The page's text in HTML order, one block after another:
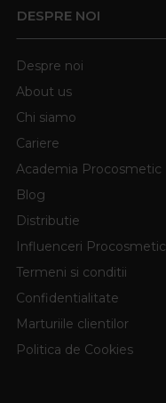
DESPRE NOI
Despre noi
About us
Chi siamo
Cariere
Academia Procosmetic
Blog
Distributie
Influenceri Procosmetic
Termeni si conditii
Confidentialitate
Marturiile clientilor
Politica de Cookies